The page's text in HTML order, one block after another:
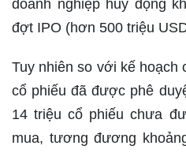
doanh nghiệp huy động
đợt IPO (hơn 500 triệu
Tuy nhiên so với kế hoạch
cổ phiếu đã được phê
14 triệu cổ phiếu chưa
mua, tương đương